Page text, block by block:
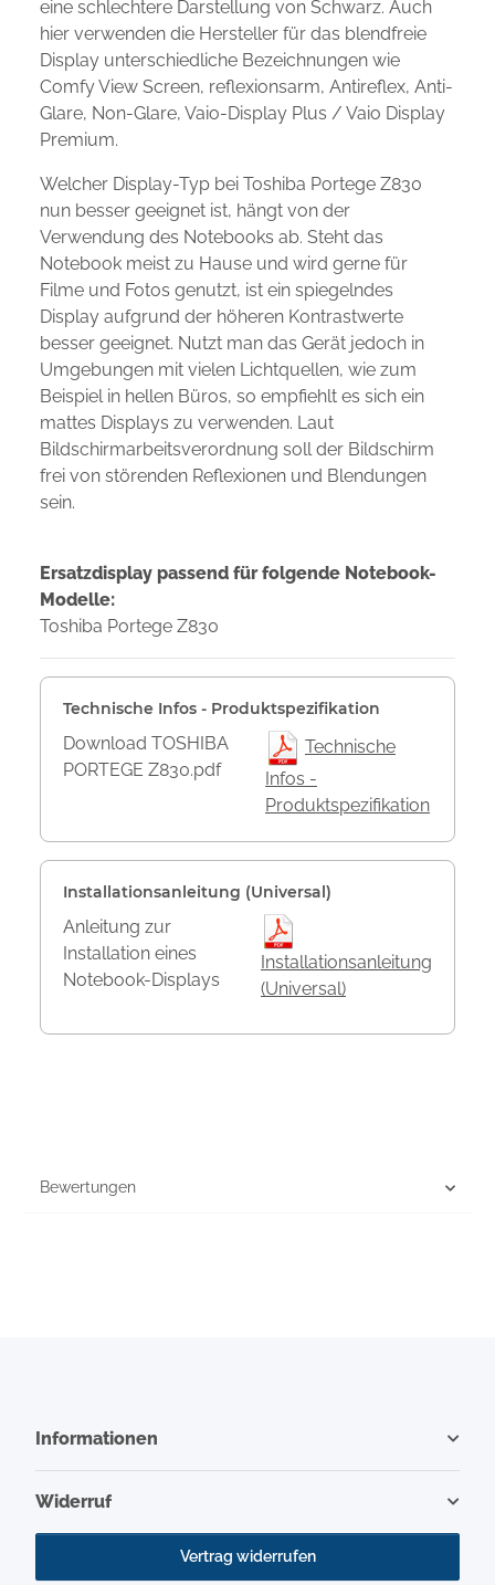
eine schlechtere Darstellung von Schwarz. Auch
hier verwenden die Hersteller für das blendfreie
Display unterschiedliche Bezeichnungen wie
Comfy View Screen, reflexionsarm, Antireflex, Anti-
Glare, Non-Glare, Vaio-Display Plus / Vaio Display
Premium.
Welcher Display-Typ bei Toshiba Portege Z830
nun besser geeignet ist, hängt von der
Verwendung des Notebooks ab. Steht das
Notebook meist zu Hause und wird gerne für
Filme und Fotos genutzt, ist ein spiegelndes
Display aufgrund der höheren Kontrastwerte
besser geeignet. Nutzt man das Gerät jedoch in
Umgebungen mit vielen Lichtquellen, wie zum
Beispiel in hellen Büros, so empfiehlt es sich ein
mattes Displays zu verwenden. Laut
Bildschirmarbeitsverordnung soll der Bildschirm
frei von störenden Reflexionen und Blendungen
sein.
Ersatzdisplay passend für folgende Notebook-
Modelle:
Toshiba Portege Z830
Technische Infos - Produktspezifikation
Download TOSHIBA
PORTEGE Z830.pdf
Technische
Infos -
Produktspezifikation
Installationsanleitung (Universal)
Anleitung zur
Installation eines
Notebook-Displays
Installationsanleitung
(Universal)
Bewertungen
Informationen
Widerruf
Vertrag widerrufen